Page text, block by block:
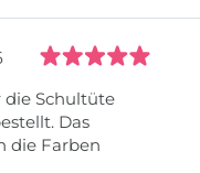
die Schultüte
Das
die Farben